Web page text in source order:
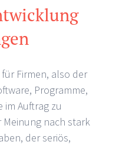
Firmen, also der
Programme,
Auftrag zu
nach stark
der seriös,